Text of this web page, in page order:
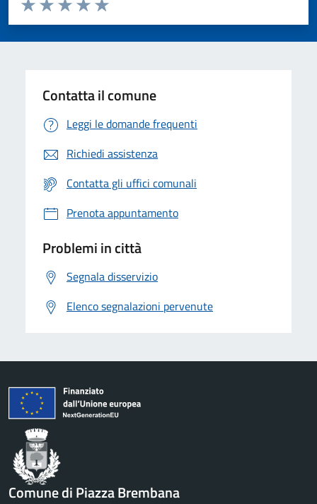
Valuta 5 stelle su 5
Valuta 4 stelle su 5
Valuta 3 stelle su 5
Valuta 2 stelle su 5
Valuta 1 stelle su 5
Contatta il comune
Leggi le domande frequenti
Richiedi assistenza
Contatta gli uffici comunali
Prenota appuntamento
Problemi in città
Segnala disservizio
Elenco segnalazioni pervenute
Comune di Piazza Brembana